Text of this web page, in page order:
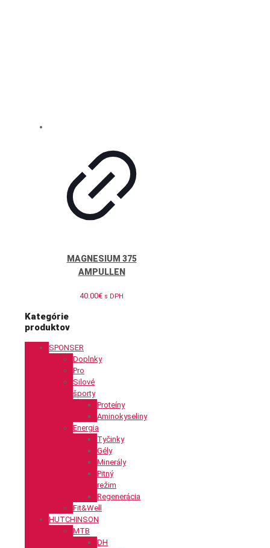
MAGNESIUM 375
AMPULLEN
40.00€ s DPH
Kategórie
produktov
SPONSER
Doplnky
Pro
Silové
športy
Proteíny
Aminokyseliny
Energia
Tyčinky
Gély
Minerály
Pitný
režim
Regenerácia
Fit&Well
HUTCHINSON
MTB
DH